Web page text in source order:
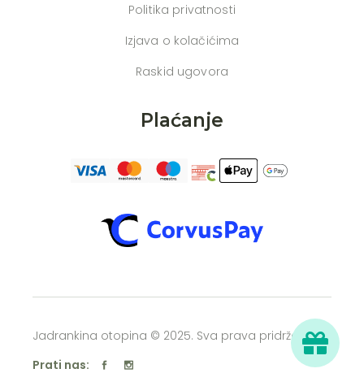
Politika privatnosti
Izjava o kolačićima
Raskid ugovora
Plaćanje
Jadrankina otopina © 2025. Sva prava pridržana
Prati nas: